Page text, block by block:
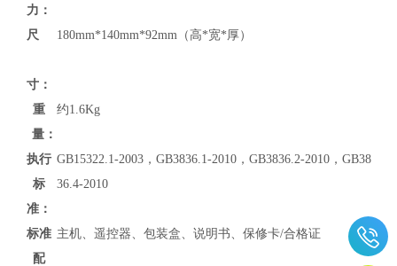
力：
尺
寸：
180mm*140mm*92mm（高*宽*厚）
重
量：
约1.6Kg
执行
标
准：
GB15322.1-2003，GB3836.1-2010，GB3836.2-2010，GB38
36.4-2010
标准
配
主机、遥控器、包装盒、说明书、保修卡/合格证